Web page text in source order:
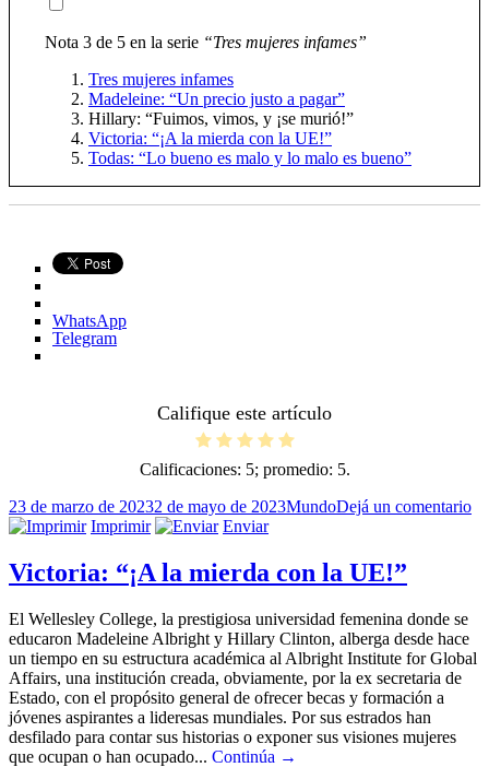
Nota 3 de 5 en la serie “Tres mujeres infames”
Tres mujeres infames
Madeleine: “Un precio justo a pagar”
Hillary: “Fuimos, vimos, y ¡se murió!”
Victoria: “¡A la mierda con la UE!”
Todas: “Lo bueno es malo y lo malo es bueno”
WhatsApp
Telegram
Califique este artículo
Calificaciones: 5; promedio: 5.
Publicado
el
23 de marzo de 20232 de mayo de 2023Categorías
MundoDejá un comentarioen
Imprimir Enviar
Victoria: “¡A la mierda con la UE!”
El Wellesley College, la prestigiosa universidad femenina donde se
educaron Madeleine Albright y Hillary Clinton, alberga desde hace
un tiempo en su estructura académica al Albright Institute for Global
Affairs, una institución creada, obviamente, por la ex secretaria de
Estado, con el propósito general de ofrecer becas y formación a
jóvenes aspirantes a lideresas mundiales. Por sus estrados han
desfilado para contar sus historias o exponer sus visiones mujeres
que ocupan o han ocupado... Continúa →